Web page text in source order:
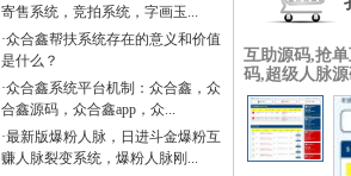
寄售系统，竞拍系统，字画玉...
·众合鑫帮扶系统存在的意义和价值
是什么？
·众合鑫系统平台机制：众合鑫，众
合鑫源码，众合鑫app，众...
·最新版爆粉人脉，日进斗金爆粉互
赚人脉裂变系统，爆粉人脉刚...
互助源码,抢
码,超级人脉